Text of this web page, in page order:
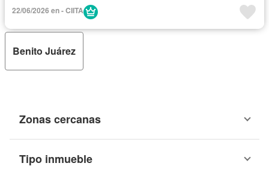
22/06/2026 en - CIITA
Benito Juárez
Zonas cercanas
Tipo inmueble